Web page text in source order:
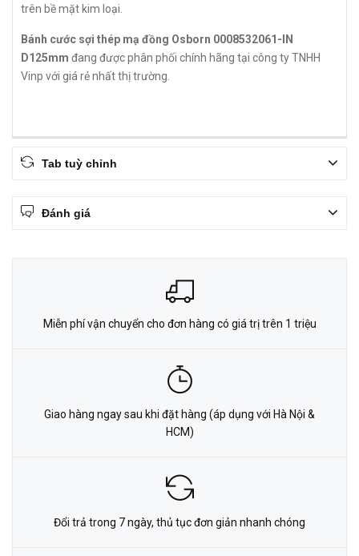
trên bề mặt kim loại.
Bánh cước sợi thép mạ đồng Osborn 0008532061-IN
D125mm đang được phân phối chính hãng tại công ty TNHH
Vinp với giá rẻ nhất thị trường.
Tab tuỳ chỉnh
Đánh giá
Miễn phí vận chuyển cho đơn hàng có giá trị trên 1 triệu
Giao hàng ngay sau khi đặt hàng (áp dụng với Hà Nội &
HCM)
Đổi trả trong 7 ngày, thủ tục đơn giản nhanh chóng